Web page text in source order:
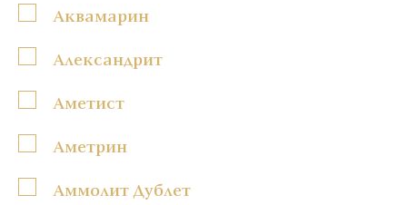
Аквамарин
Александрит
Аметист
Аметрин
Аммолит Дублет